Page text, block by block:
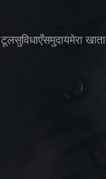
सुविधाएँसमुदायमेरा खाता